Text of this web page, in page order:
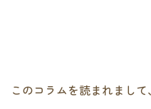
このコラムを読まれまして、